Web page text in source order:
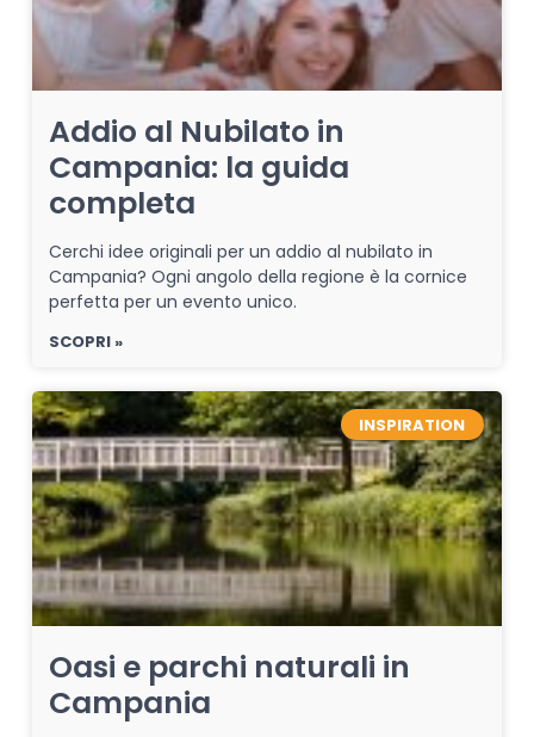
Addio al Nubilato in
Campania: la guida
completa
Cerchi idee originali per un addio al nubilato in
Campania? Ogni angolo della regione è la cornice
perfetta per un evento unico.
SCOPRI »
INSPIRATION
Oasi e parchi naturali in
Campania